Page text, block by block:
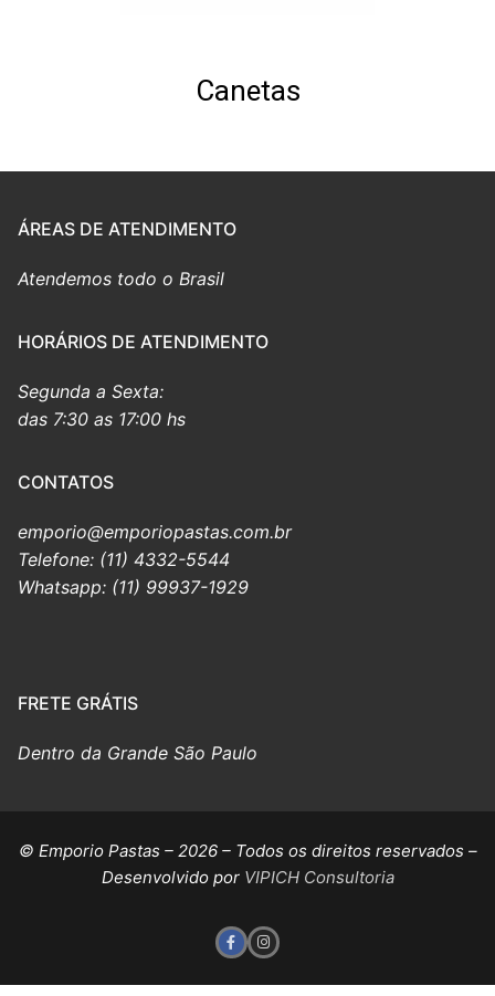
Canetas
ÁREAS DE ATENDIMENTO
Atendemos todo o Brasil
HORÁRIOS DE ATENDIMENTO
Segunda a Sexta:
das 7:30 as 17:00 hs
CONTATOS
emporio@emporiopastas.com.br
Telefone: (11) 4332-5544
Whatsapp: (11) 99937-1929
FRETE GRÁTIS
Dentro da Grande São Paulo
© Emporio Pastas – 2026 – Todos os direitos reservados –
Desenvolvido por VIPICH Consultoria